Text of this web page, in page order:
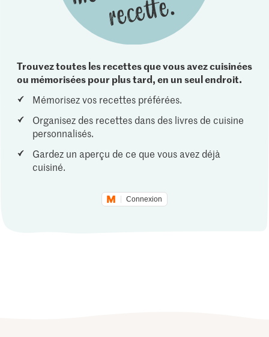
Trouvez toutes les recettes que vous avez cuisinées
ou mémorisées pour plus tard, en un seul endroit.
Mémorisez vos recettes préférées.
Organisez des recettes dans des livres de cuisine
personnalisés.
Gardez un aperçu de ce que vous avez déjà
cuisiné.
Connexion